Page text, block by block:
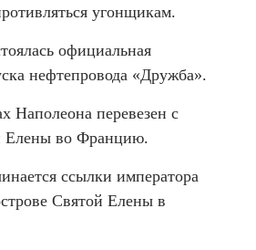
угонщикам.
официальная
нефтепровода «Дружба».
Наполеона перевезен с
Елены во Францию.
ссылки императора
Святой Елены в